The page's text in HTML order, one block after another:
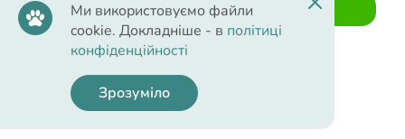
Купити Купити
Ми використовуємо файли
cookie. Докладніше - в політиці
конфіденційності
Зрозуміло